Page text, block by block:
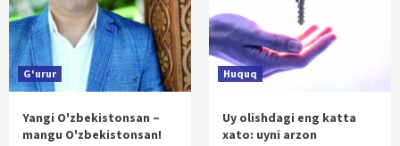
G'urur
Yangi O'zbekistonsan –
mangu O'zbekistonsan!
Huquq
Uy olishdagi eng katta
xato: uyni arzon